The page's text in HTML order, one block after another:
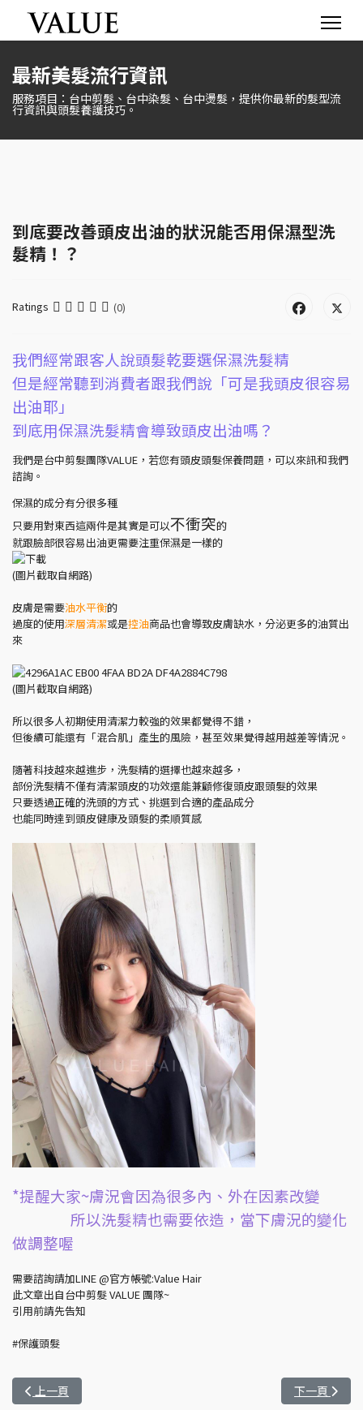
最新美髮流行資訊
服務項目：台中剪髮、台中染髮、台中燙髮，提供你最新的髮型流
行資訊與頭髮養護技巧。
到底要改善頭皮出油的狀況能否用保濕型洗
髮精！？
Ratings (0)
我們經常跟客人說頭髮乾要選保濕洗髮精
但是經常聽到消費者跟我們說「可是我頭皮很容易
出油耶」
到底用保濕洗髮精會導致頭皮出油嗎？
我們是台中剪髮團隊VALUE，若您有頭皮頭髮保養問題，可以來訊和我們
諮詢。
保濕的成分有分很多種
只要用對東西這兩件是其實是可以不衝突的
就跟臉部很容易出油更需要注重保濕是一樣的
(圖片截取自網路)
皮膚是需要油水平衡的
過度的使用深層清潔或是控油商品也會導致皮膚缺水，分泌更多的油質出
來
(圖片截取自網路)
所以很多人初期使用清潔力較強的效果都覺得不錯，
但後續可能還有「混合肌」產生的風險，甚至效果覺得越用越差等情況。
隨著科技越來越進步，洗髮精的選擇也越來越多，
部份洗髮精不僅有清潔頭皮的功效還能兼顧修復頭皮跟頭髮的效果
只要透過正確的洗頭的方式、挑選到合適的產品成分
也能同時達到頭皮健康及頭髮的柔順質感
*提醒大家~膚況會因為很多內、外在因素改變
所以洗髮精也需要依造，當下膚況的變化
做調整喔
需要諮詢請加LINE @官方帳號:Value Hair
此文章出自台中剪髮 VALUE 團隊~
引用前請先告知
#保護頭髮
上一篇文章: 為什麼每天洗頭了，頭皮還是會有異味
上一頁 下一篇文章:
下一頁